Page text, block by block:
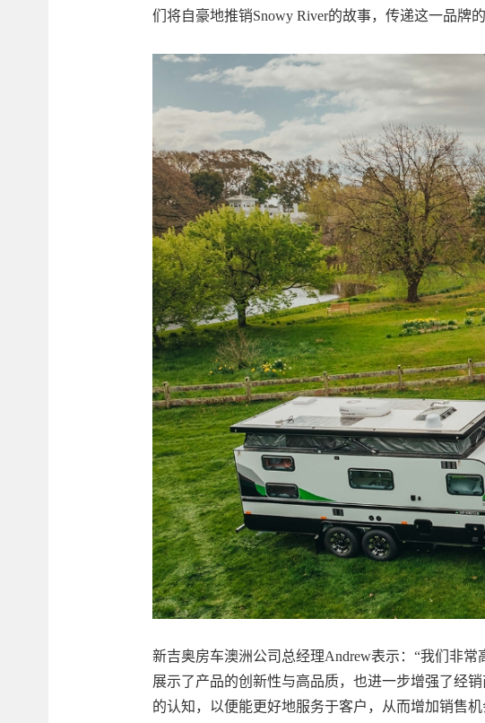
们将自豪地推销Snowy River的故事，传递这一品牌的
新吉奥房车澳洲公司总经理Andrew表示：“我们非
展示了产品的创新性与高品质，也进一步增强了经
的认知，以便能更好地服务于客户，从而增加销售